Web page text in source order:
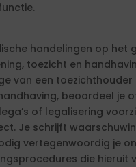
handelingen op het
toezicht en
van een
beoordeel je
of legalisering
Je schrijft
vertegenwoordig je
die hieruit